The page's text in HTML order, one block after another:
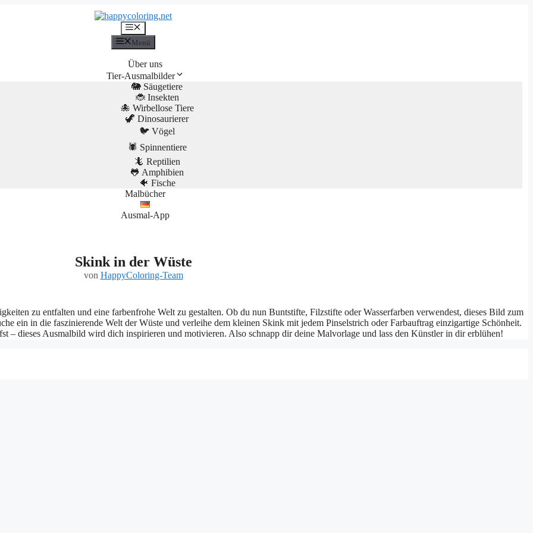
Menü
Über uns
Tier-Ausmalbilder
🐘 Säugetiere
🐞 Insekten
🐙 Wirbellose Tiere
🦖 Dinosaurierer
🐦 Vögel
🕷️ Spinnentiere
🦎 Reptilien
🐸 Amphibien
🐠 Fische
Malbücher
Ausmal-App
Skink in der Wüste
von HappyColoring-Team
zu entfalten und eine farbenfrohe Welt zu gestalten. Ob du nun Buntstifte, Filzstifte oder Wasserfarben verwendest, dieses Bild zum
ein in die faszinierende Welt der Wüste und verleihe dem kleinen Skink mit jedem Pinselstrich oder Farbauftrag einzigartige Schönheit.
– dieses Ausmalbild wird dich inspirieren und motivieren. Also schnapp dir deine Malvorlage und lass den Künstler in dir erblühen!